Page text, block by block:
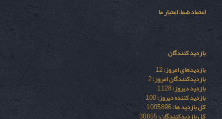
اعتماد شما، اعتبار ما
بازدید کنندگان
بازدیدهای امروز:12
بازدیدکنندگان امروز:2
بازدید دیروز:1,128
بازدید کننده دیروز:100
کل بازدید ها:1,005,896
کل بازدیدکنند‌گان:30,655